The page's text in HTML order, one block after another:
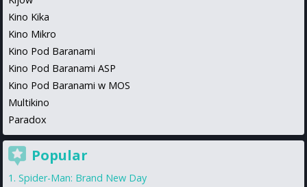
Kino Kika
Kino Mikro
Kino Pod Baranami
Kino Pod Baranami ASP
Kino Pod Baranami w MOS
Multikino
Paradox
Popular
Spider-Man: Brand New Day